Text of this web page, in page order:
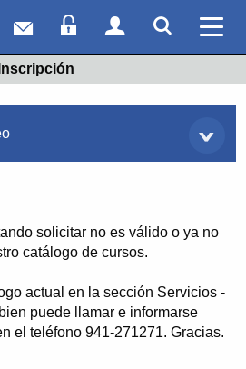
Correo webAcceso Socios
Acceso
Actual:
Inscripción
solicitar no es válido o ya no
catálogo de cursos.
actual en la sección Servicios -
puede llamar e informarse
el teléfono 941-271271. Gracias.